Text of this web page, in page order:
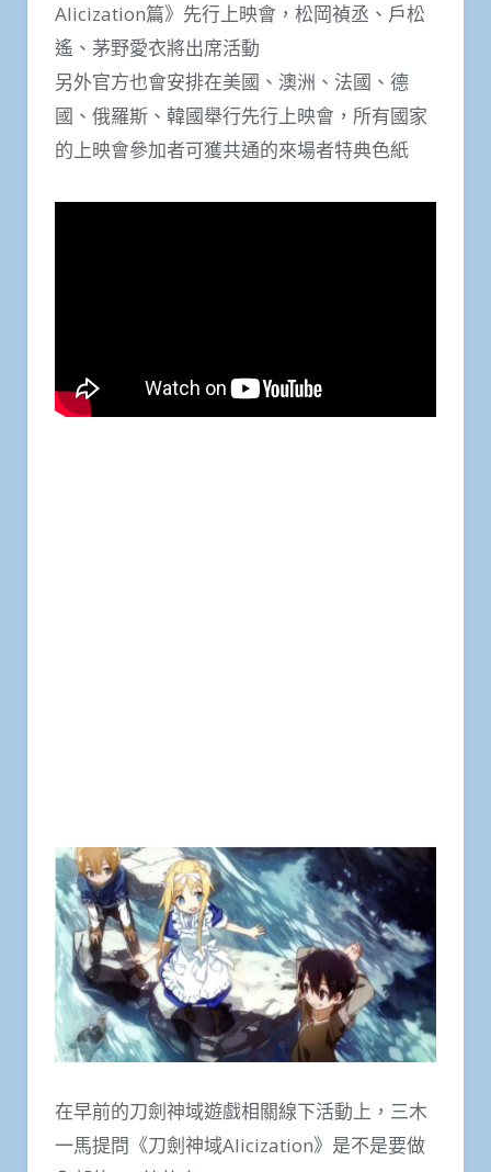
Alicization篇》先行上映會，松岡禎丞、戶松
遙、茅野愛衣將出席活動
另外官方也會安排在美國、澳洲、法國、德
國、俄羅斯、韓國舉行先行上映會，所有國家
的上映會參加者可獲共通的來場者特典色紙
在早前的刀劍神域遊戲相關線下活動上，三木
一馬提問《刀劍神域Alicization》是不是要做